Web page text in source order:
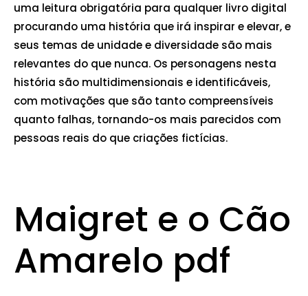
uma leitura obrigatória para qualquer livro digital
procurando uma história que irá inspirar e elevar, e
seus temas de unidade e diversidade são mais
relevantes do que nunca. Os personagens nesta
história são multidimensionais e identificáveis,
com motivações que são tanto compreensíveis
quanto falhas, tornando-os mais parecidos com
pessoas reais do que criações fictícias.
Maigret e o Cão
Amarelo pdf